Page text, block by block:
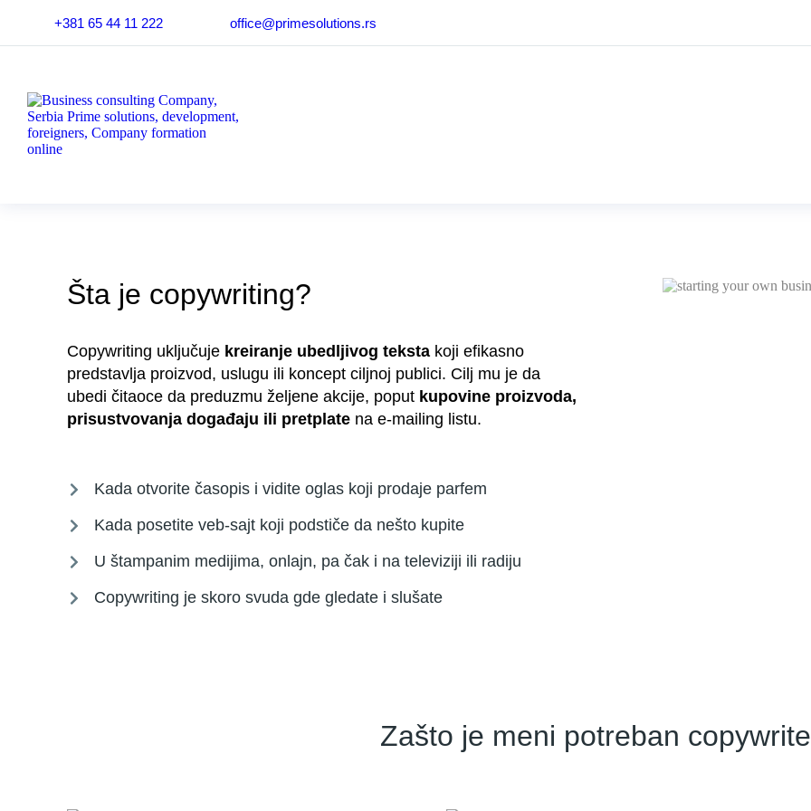
+381 65 44 11 222 office@primesolutions.rs
Šta je copywriting?
Copywriting uključuje kreiranje ubedljivog teksta koji efikasno
predstavlja proizvod, uslugu ili koncept ciljnoj publici. Cilj mu je da
ubedi čitaoce da preduzmu željene akcije, poput kupovine proizvoda,
prisustvovanja događaju ili pretplate na e-mailing listu.
Kada otvorite časopis i vidite oglas koji prodaje parfem
Kada posetite veb-sajt koji podstiče da nešto kupite
U štampanim medijima, onlajn, pa čak i na televiziji ili radiju
Copywriting je skoro svuda gde gledate i slušate
Zašto je meni potreban